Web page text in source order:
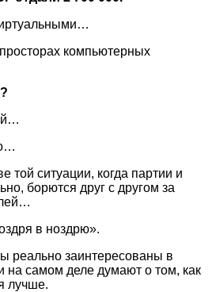
компьютерных
той ситуации, когда партии и
борются друг с другом за
в ноздрю».
реально заинтересованы в
на самом деле думают о том, как
лучше.